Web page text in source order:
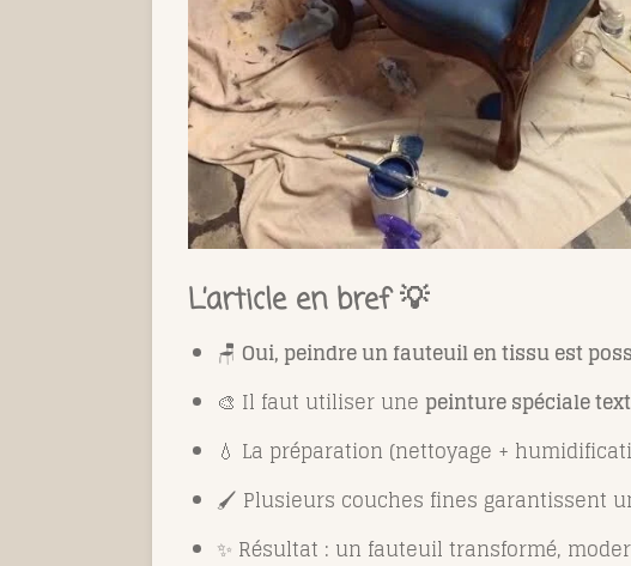
L’article en bref 💡
🪑 Oui, peindre un fauteuil en tissu est
🎨 Il faut utiliser une peinture spéciale
💧 La préparation (nettoyage +
🖌️ Plusieurs couches fines garantissent
✨ Résultat : un fauteuil transformé,